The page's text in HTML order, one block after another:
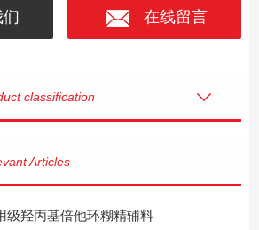
在线留言
classification
Articles
级羟丙基倍他环糊精辅料